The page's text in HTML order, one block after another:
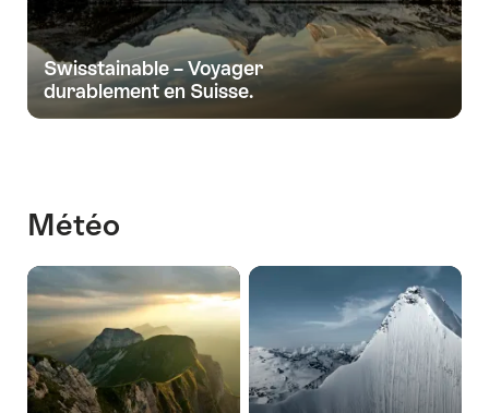
Swisstainable – Voyager
durablement en Suisse.
Météo